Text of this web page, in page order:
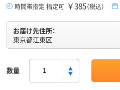
時間帯指定 指定可 ￥385（税込）
お届け先住所：
東京都江東区
数量